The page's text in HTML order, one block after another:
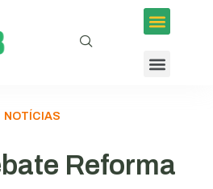
NOTÍCIAS
Reforma